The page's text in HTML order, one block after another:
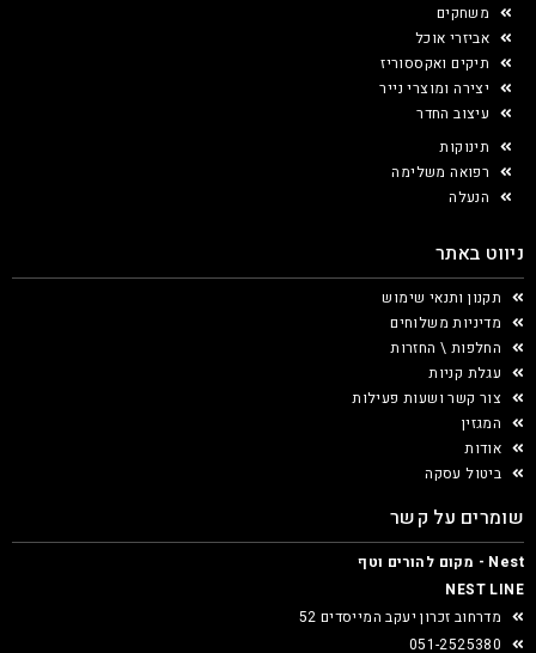
משחקים
אביזרי אוכל
תיקים ואקססוריז
יצירה ומוצרי נייר
עיצוב החדר
תינוקות
רפואה משלימה
הנעלה
ניווט באתר
תקנון ותנאי שימוש
מדיניות משלוחים
החלפות \ החזרות
עגלת קניות
צור קשר ושעות פעילות
המגזין
אודות
ביטול עסקה
שומרים על קשר
Nest - מקום להורים וטף
NEST LINE
מדרחוב זכרון יעקב המייסדים 52
051-2525380